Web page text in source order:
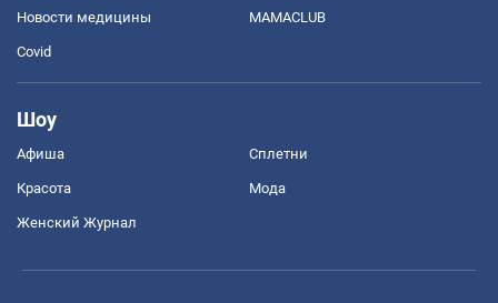
Новости медицины MAMACLUB
Covid
Шоу
Афиша Сплетни
Красота Мода
Женский Журнал